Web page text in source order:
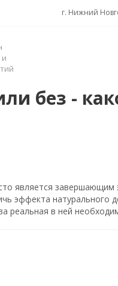
без -
является
эффекта натурального
реальная в ней